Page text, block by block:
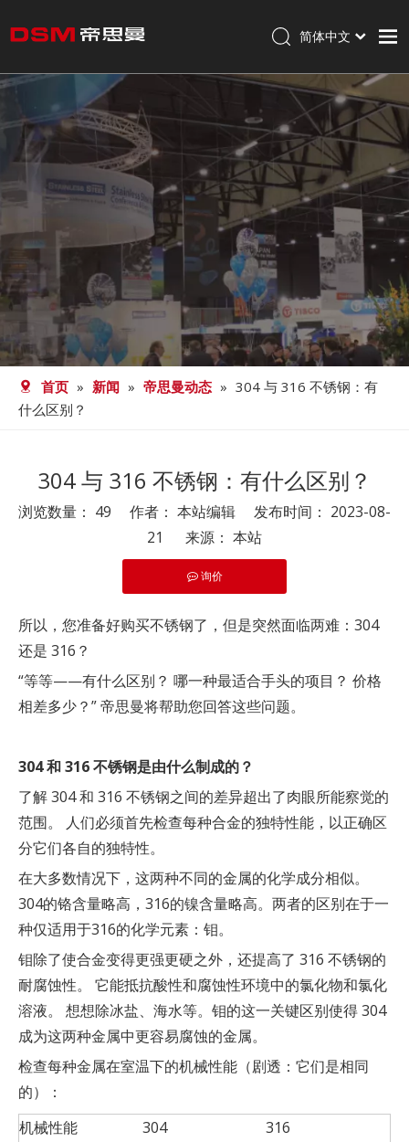
首页
走进帝思曼
产品
新闻
联系我们
简体中文
首页 » 新闻 » 帝思曼动态 » 304 与 316 不锈钢：有
什么区别？
304 与 316 不锈钢：有什么区别？
浏览数量： 49 作者： 本站编辑 发布时间： 2023-08-
21 来源： 本站
询价
所以，您准备好购买不锈钢了，但是突然面临两难：304
还是 316？
“等等——有什么区别？ 哪一种最适合手头的项目？ 价格
相差多少？” 帝思曼将帮助您回答这些问题。
304 和 316 不锈钢是由什么制成的？
了解 304 和 316 不锈钢之间的差异超出了肉眼所能察觉的
范围。 人们必须首先检查每种合金的独特性能，以正确区
分它们各自的独特性。
在大多数情况下，这两种不同的金属的化学成分相似。
304的铬含量略高，316的镍含量略高。两者的区别在于一
种仅适用于316的化学元素：钼。
钼除了使合金变得更强更硬之外，还提高了 316 不锈钢的
耐腐蚀性。 它能抵抗酸性和腐蚀性环境中的氯化物和氯化
溶液。 想想除冰盐、海水等。钼的这一关键区别使得 304
成为这两种金属中更容易腐蚀的金属。
检查每种金属在室温下的机械性能（剧透：它们是相同
的）：
机械性能
304
316